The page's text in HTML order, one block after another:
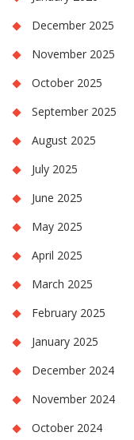
December 2025
November 2025
October 2025
September 2025
August 2025
July 2025
June 2025
May 2025
April 2025
March 2025
February 2025
January 2025
December 2024
November 2024
October 2024